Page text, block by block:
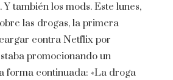
también los mods. Este lunes,
las drogas, la primera
contra Netflix por
promocionando un
forma continuada: «La droga